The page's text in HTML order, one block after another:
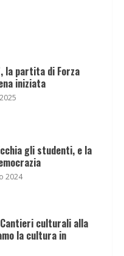
la partita di Forza
iniziata
gli studenti, e la
2024
culturali alla
la cultura in